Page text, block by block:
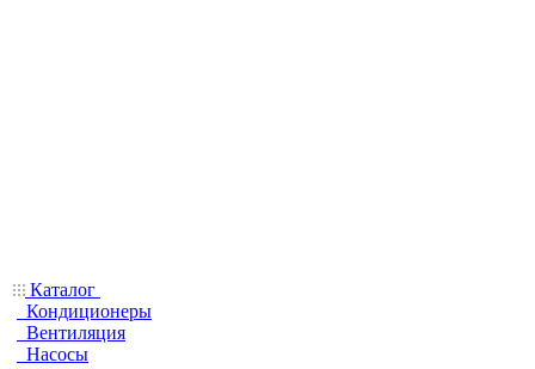
Каталог
Кондиционеры
Вентиляция
Насосы